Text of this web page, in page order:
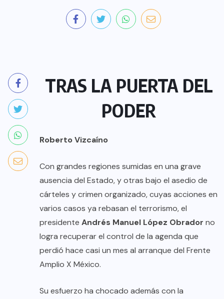
TRAS LA PUERTA DEL
PODER
Roberto Vizcaíno
Con grandes regiones sumidas en una grave
ausencia del Estado, y otras bajo el asedio de
cárteles y crimen organizado, cuyas acciones en
varios casos ya rebasan el terrorismo, el
presidente Andrés Manuel López Obrador no
logra recuperar el control de la agenda que
perdió hace casi un mes al arranque del Frente
Amplio X México.
Su esfuerzo ha chocado además con la